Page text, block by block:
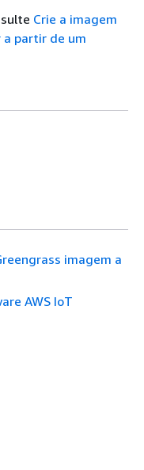
Crie a imagem
a partir de um
imagem a
AWS IoT